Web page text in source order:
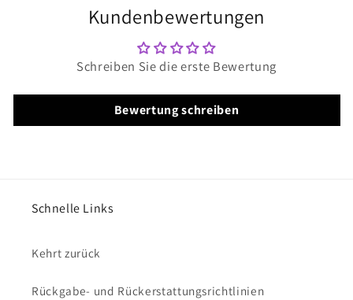
Kundenbewertungen
Schreiben Sie die erste Bewertung
Bewertung schreiben
Schnelle Links
Kehrt zurück
Rückgabe- und Rückerstattungsrichtlinien